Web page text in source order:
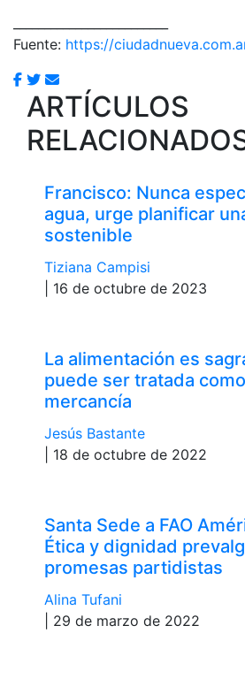
Fuente: https://
ARTÍCULOS
Francisco: Nunca
agua, urge planificar
sostenible
Tiziana Campisi
| 16 de octubre de 2023
La alimentación es
puede ser tratada
mercancía
Jesús Bastante
| 18 de octubre de 2022
Santa Sede a FAO
Ética y dignidad
promesas partidistas
Alina Tufani
| 29 de marzo de 2022